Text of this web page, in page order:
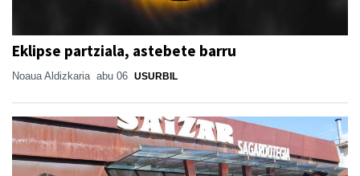
Eklipse partziala, astebete barru
Noaua Aldizkaria abu 06 USURBIL